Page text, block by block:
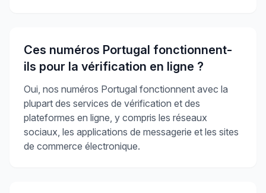
Ces numéros Portugal fonctionnent-
ils pour la vérification en ligne ?
Oui, nos numéros Portugal fonctionnent avec la
plupart des services de vérification et des
plateformes en ligne, y compris les réseaux
sociaux, les applications de messagerie et les sites
de commerce électronique.